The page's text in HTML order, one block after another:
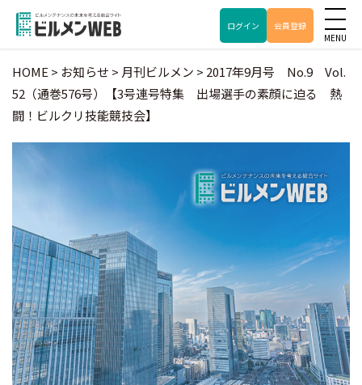
ログイン 会員登録
HOME > お知らせ > 月刊ビルメン > 2017年9月号 No.9 Vol.
52（通巻576号）【3号連号特集 出場選手の素顔に迫る 熱
闘！ビルクリ技能競技会】